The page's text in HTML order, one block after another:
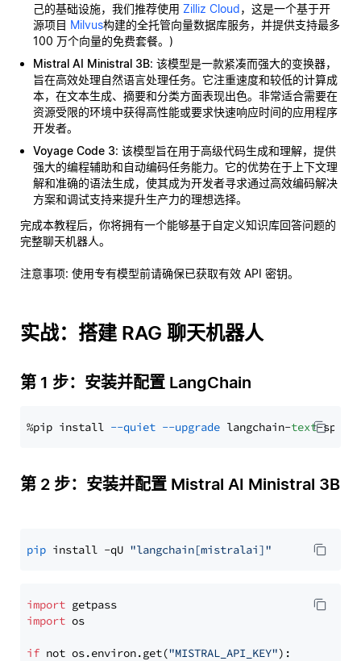
己的基础设施，我们推荐使用 Zilliz Cloud，这是一个基于开
源项目 Milvus构建的全托管向量数据库服务，并提供支持最多
100 万个向量的免费套餐。)
Mistral AI Ministral 3B: 该模型是一款紧凑而强大的变换器，
旨在高效处理自然语言处理任务。它注重速度和较低的计算成
本，在文本生成、摘要和分类方面表现出色。非常适合需要在
资源受限的环境中获得高性能或要求快速响应时间的应用程序
开发者。
Voyage Code 3: 该模型旨在用于高级代码生成和理解，提供
强大的编程辅助和自动编码任务能力。它的优势在于上下文理
解和准确的语法生成，使其成为开发者寻求通过高效编码解决
方案和调试支持来提升生产力的理想选择。
完成本教程后，你将拥有一个能够基于自定义知识库回答问题的
完整聊天机器人。
注意事项: 使用专有模型前请确保已获取有效 API 密钥。
实战：搭建 RAG 聊天机器人
第 1 步：安装并配置 LangChain
%pip install --quiet --upgrade langchain-text
第 2 步：安装并配置 Mistral AI Ministral 3B
pip install -qU "langchain[mistralai]"
import
import os
if not os.environ.get("MISTRAL_API_KEY"):